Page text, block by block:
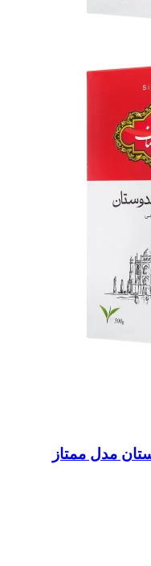
گرمی گلستان مدل ممتاز